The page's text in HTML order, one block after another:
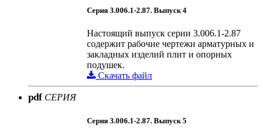
Серия 3.006.1-2.87. Выпуск 4
Настоящий выпуск серии 3.006.1-2.87
содержит рабочие чертежи арматурных и
закладных изделий плит и опорных
подушек.
Скачать файл
pdf СЕРИЯ
Серия 3.006.1-2.87. Выпуск 5